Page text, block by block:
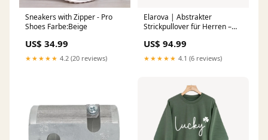
Sneakers with Zipper - Pro
Shoes Farbe:Beige
US$ 34.99
★★★★★ 4.2 (20 reviews)
Elarova | Abstrakter
Strickpullover für Herren –
Streetwear ärmelloses kleid
US$ 94.99
★★★★★ 4.1 (6 reviews)